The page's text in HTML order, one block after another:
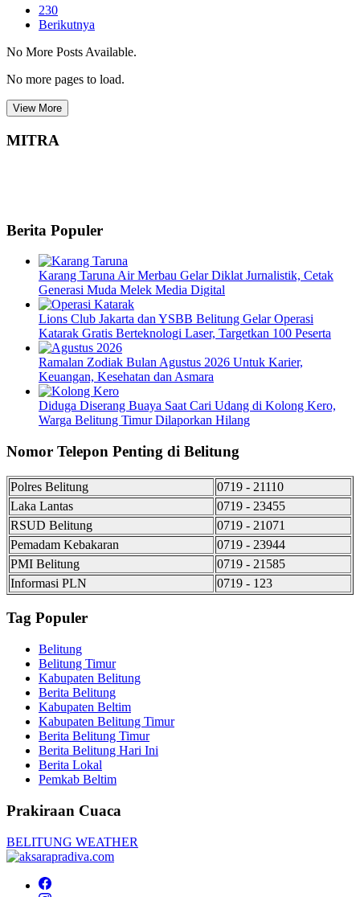
230
Berikutnya
No More Posts Available.
No more pages to load.
View More
MITRA
Berita Populer
Karang Taruna Air Merbau Gelar Diklat Jurnalistik, Cetak
Generasi Muda Melek Media Digital
Lions Club Jakarta dan YSBB Belitung Gelar Operasi
Katarak Gratis Berteknologi Laser, Targetkan 100 Peserta
Ramalan Zodiak Bulan Agustus 2026 Untuk Karier,
Keuangan, Kesehatan dan Asmara
Diduga Diserang Buaya Saat Cari Udang di Kolong Kero,
Warga Belitung Timur Dilaporkan Hilang
Nomor Telepon Penting di Belitung
Polres Belitung
0719 - 21110
Laka Lantas
0719 - 23455
RSUD Belitung
0719 - 21071
Pemadam Kebakaran
0719 - 23944
PMI Belitung
0719 - 21585
Informasi PLN
0719 - 123
Tag Populer
Belitung
Belitung Timur
Kabupaten Belitung
Berita Belitung
Kabupaten Beltim
Kabupaten Belitung Timur
Berita Belitung Timur
Berita Belitung Hari Ini
Berita Lokal
Pemkab Beltim
Prakiraan Cuaca
BELITUNG WEATHER